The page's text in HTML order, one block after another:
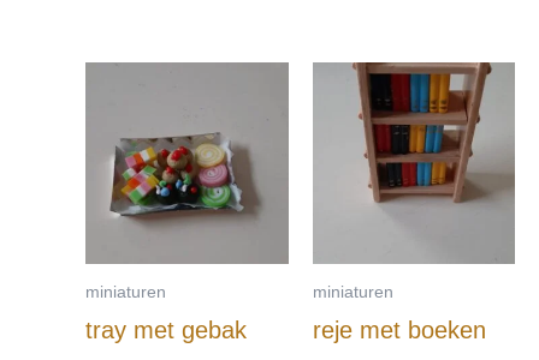
miniaturen
tray met gebak
miniaturen
reje met boeken